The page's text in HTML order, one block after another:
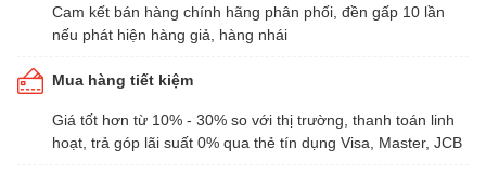
Cam kết bán hàng chính hãng phân phối, đền gấp 10 lần
nếu phát hiện hàng giả, hàng nhái
Mua hàng tiết kiệm
Giá tốt hơn từ 10% - 30% so với thị trường, thanh toán linh
hoạt, trả góp lãi suất 0% qua thẻ tín dụng Visa, Master, JCB